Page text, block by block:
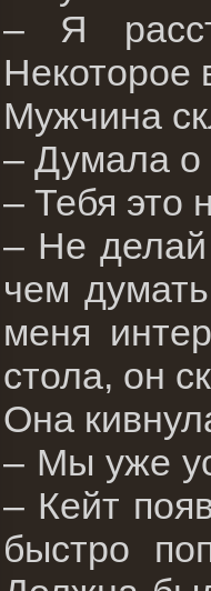
– Я
Некоторое
Мужчина
– Думала о
– Тебя это
– Не
чем
меня
стола, он
Она
– Мы уже
– Кейт
быстро